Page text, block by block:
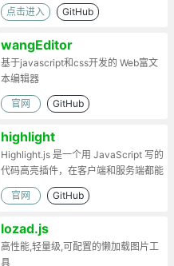
点击进入 GitHub
wangEditor
基于javascript和css开发的 Web富文
本编辑器
官网 GitHub
highlight
Highlight.js 是一个用 JavaScript 写的
代码高亮插件，在客户端和服务端都能
工作。
官网 GitHub
lozad.js
高性能,轻量级,可配置的懒加载图片工
具